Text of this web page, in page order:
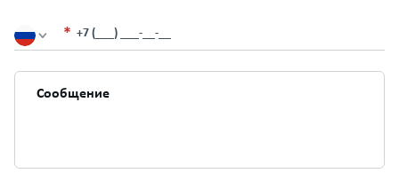
+7 (___) ___-__-__